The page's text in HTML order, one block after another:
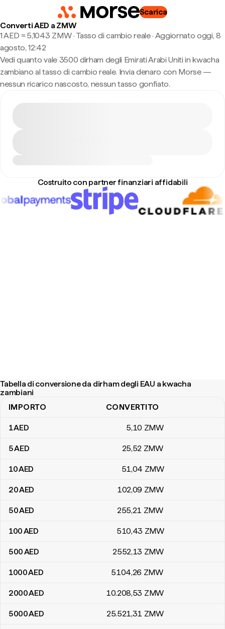
Scarica
Converti AED a ZMW
1 AED ≈ 5,1043 ZMW · Tasso di cambio reale· Aggiornato oggi, 8
agosto, 12:42
Vedi quanto vale 3500 dirham degli Emirati Arabi Uniti in kwacha
zambiano al tasso di cambio reale. Invia denaro con Morse —
nessun ricarico nascosto, nessun tasso gonfiato.
Costruito con partner finanziari affidabili
Tabella di conversione da dirham degli EAU a kwacha
zambiani
Tabella di conversione da dirham degli EAU a kwacha zambiani
IMPORTO CONVERTITO
1AED 5,10 ZMW
5AED 25,52 ZMW
10AED 51,04 ZMW
20AED 102,09 ZMW
50AED 255,21 ZMW
100AED 510,43 ZMW
500AED 2552,13 ZMW
1000AED 5104,26 ZMW
2000AED 10.208,53 ZMW
5000AED 25.521,31 ZMW